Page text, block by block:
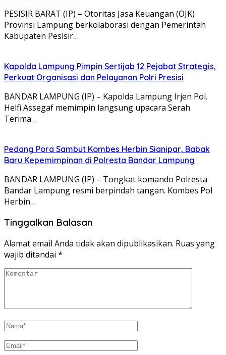
PESISIR BARAT (IP) – Otoritas Jasa Keuangan (OJK)
Provinsi Lampung berkolaborasi dengan Pemerintah
Kabupaten Pesisir…
Kapolda Lampung Pimpin Sertijab 12 Pejabat Strategis,
Perkuat Organisasi dan Pelayanan Polri Presisi
BANDAR LAMPUNG (IP) – Kapolda Lampung Irjen Pol.
Helfi Assegaf memimpin langsung upacara Serah
Terima…
Pedang Pora Sambut Kombes Herbin Sianipar, Babak
Baru Kepemimpinan di Polresta Bandar Lampung
BANDAR LAMPUNG (IP) – Tongkat komando Polresta
Bandar Lampung resmi berpindah tangan. Kombes Pol
Herbin…
Tinggalkan Balasan
Alamat email Anda tidak akan dipublikasikan. Ruas yang
wajib ditandai *